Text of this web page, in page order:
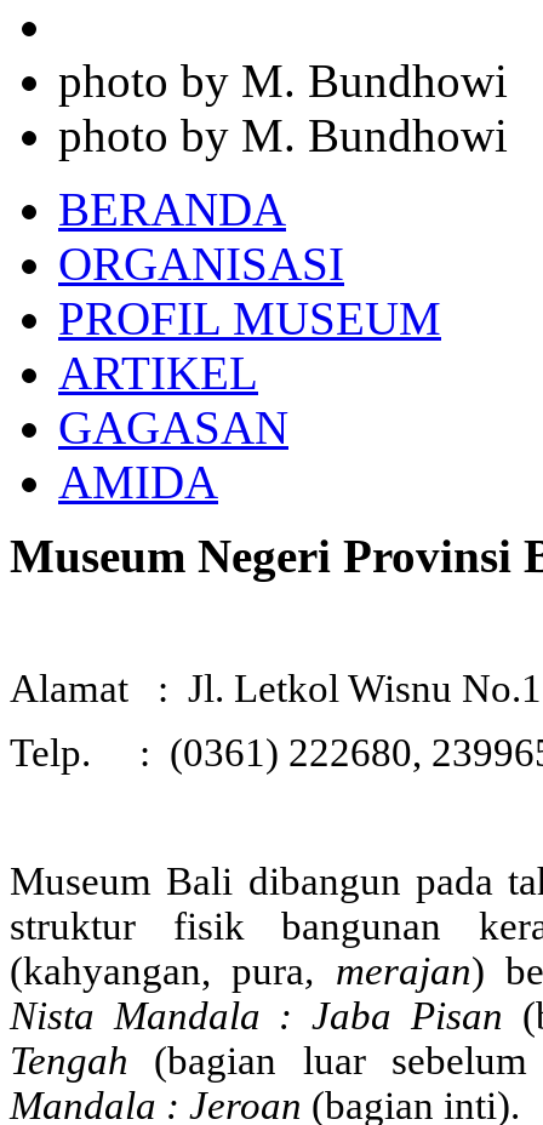
photo by M. Bundhowi
photo by M. Bundhowi
BERANDA
ORGANISASI
PROFIL MUSEUM
ARTIKEL
GAGASAN
AMIDA
Museum Negeri Provinsi
Alamat : Jl. Letkol Wisnu No.1
Telp. : (0361) 222680,
Museum Bali dibangun pada
struktur fisik bangunan ke
(kahyangan, pura, merajan)
Nista Mandala : Jaba Pisan
Tengah (bagian luar
Mandala : Jeroan (bagian inti).